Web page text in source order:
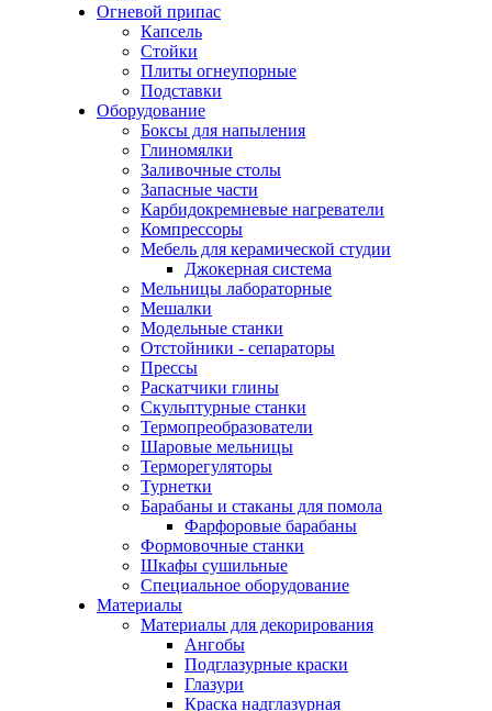
Огневой припас
Капсель
Стойки
Плиты огнеупорные
Подставки
Оборудование
Боксы для напыления
Глиномялки
Заливочные столы
Запасные части
Карбидокремневые нагреватели
Компрессоры
Мебель для керамической студии
Джокерная система
Мельницы лабораторные
Мешалки
Модельные станки
Отстойники - сепараторы
Прессы
Раскатчики глины
Скульптурные станки
Термопреобразователи
Шаровые мельницы
Терморегуляторы
Турнетки
Барабаны и стаканы для помола
Фарфоровые барабаны
Формовочные станки
Шкафы сушильные
Специальное оборудование
Материалы
Материалы для декорирования
Ангобы
Подглазурные краски
Глазури
Краска надглазурная